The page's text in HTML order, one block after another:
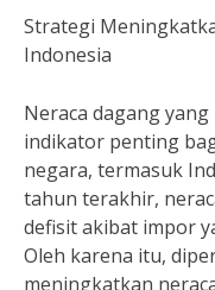
Strategi
Indonesia
Neraca dagang
indikator penting
negara, termasuk
tahun terakhir,
defisit akibat impor
Oleh karena itu,
meningkatkan